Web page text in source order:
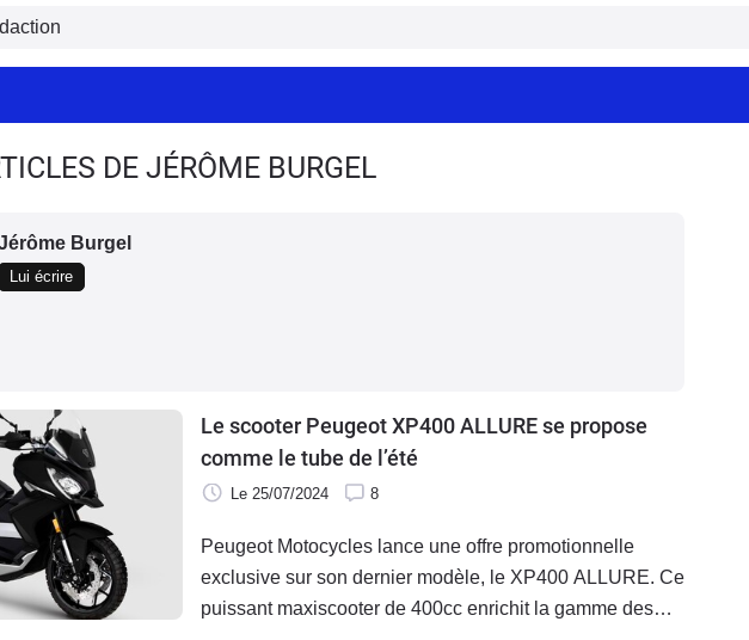
DE JÉRÔME BURGEL
Burgel
Lui écrire
Le scooter Peugeot XP400 ALLURE se propose
comme le tube de l’été
Le 25/07/2024 8
Peugeot Motocycles lance une offre promotionnelle
exclusive sur son dernier modèle, le XP400 ALLURE. Ce
puissant maxiscooter de 400cc enrichit la gamme des